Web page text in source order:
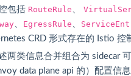
包括 RouteRule
EgressRule
CRD 形式存在的 Istio 控
两类信息合并组合为 sidecar可
data plane api 的）配置信